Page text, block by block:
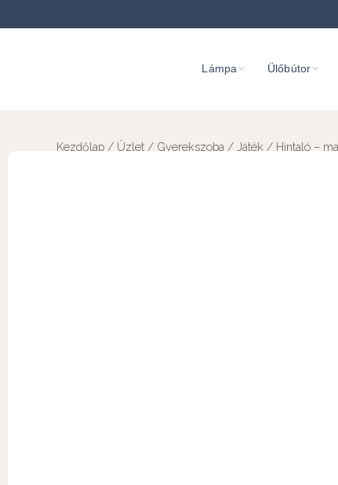
Lámpa Ülőbútor
Kezdőlap / Üzlet / Gyerekszoba / Játék / Hintaló –